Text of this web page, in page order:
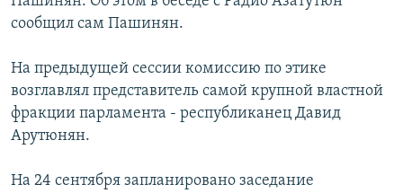
Русский
Все сайты Радио Азатутюн
сообщил сам Пашинян.
На предыдущей сессии комиссию по этике
возглавлял представитель самой крупной властной
фракции парламента - республиканец Давид
Арутюнян.
На 24 сентября запланировано заседание